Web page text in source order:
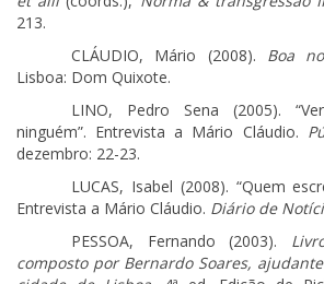
213.
CLÁUDIO, Mário (2008). Boa
Lisboa: Dom Quixote.
LINO, Pedro Sena (2005).
ninguém”. Entrevista a Mário Cláudio.
dezembro: 22-23.
LUCAS, Isabel (2008). “Quem
Entrevista a Mário Cláudio. Diário de
PESSOA, Fernando (2003).
composto por Bernardo Soares,